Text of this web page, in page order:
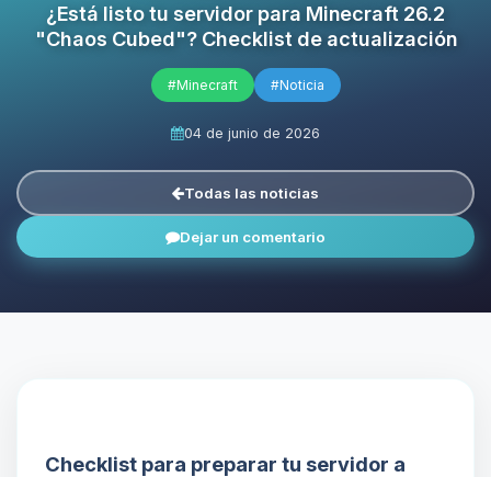
¿Está listo tu servidor para Minecraft 26.2
"Chaos Cubed"? Checklist de actualización
#Minecraft #Noticia
04 de junio de 2026
Todas las noticias
Dejar un comentario
Checklist para preparar tu servidor a